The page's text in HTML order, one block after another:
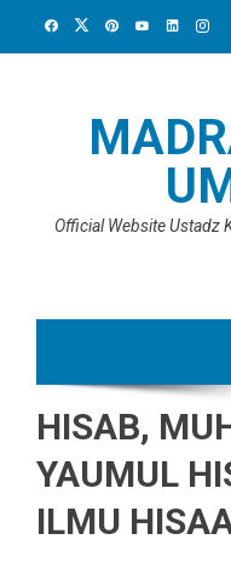
Official Website Ustadz
HISAB,
YAUMUL
ILMU